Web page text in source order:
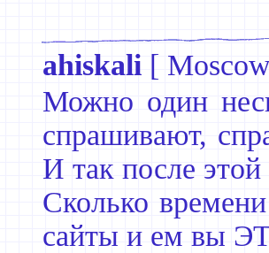
ahiskali [
Можно один
спрашивают,
И так после
Сколько
сайты и ем вы